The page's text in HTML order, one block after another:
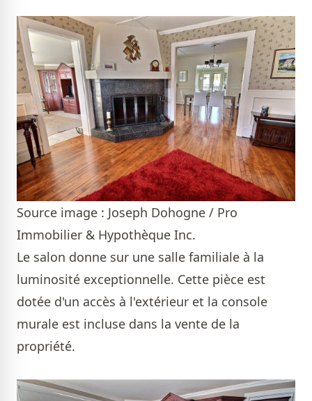
Source image : Joseph Dohogne / Pro
Immobilier & Hypothèque Inc.
Le salon donne sur une salle familiale à la
luminosité exceptionnelle. Cette pièce est
dotée d'un accès à l'extérieur et la console
murale est incluse dans la vente de la
propriété.